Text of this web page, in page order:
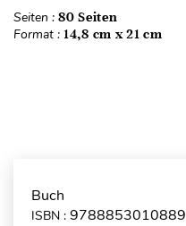
Seiten : 80 Seiten
Format : 14,8 cm x 21 cm
Buch
ISBN : 9788853010889